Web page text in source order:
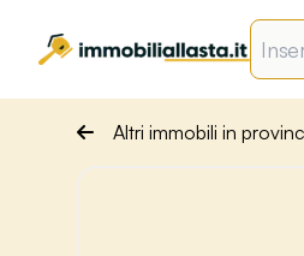
Altri immobili in